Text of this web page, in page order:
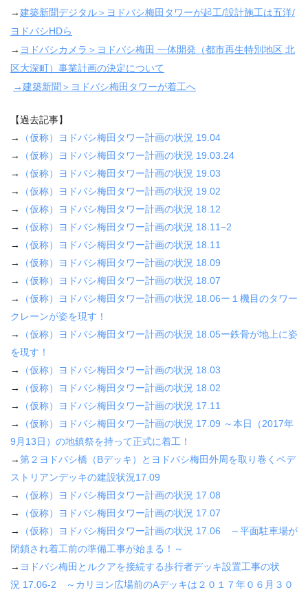
→建築新聞デジタル＞ヨドバシ梅田タワーが起工/設計施工は五洋/
ヨドバシHDら
→ ヨドバシカメラ＞ヨドバシ梅田 一体開発（都市再生特別地区 北
区大深町）事業計画の決定について
→建築新聞＞ヨドバシ梅田タワーが着工へ
【過去記事】
→
（仮称）ヨドバシ梅田タワー計画の状況 19.04
→
（仮称）ヨドバシ梅田タワー計画の状況 19.03.24
→
（仮称）ヨドバシ梅田タワー計画の状況 19.03
→
（仮称）ヨドバシ梅田タワー計画の状況 19.02
→
（仮称）ヨドバシ梅田タワー計画の状況 18.12
→
（仮称）ヨドバシ梅田タワー計画の状況 18.11−2
→
（仮称）ヨドバシ梅田タワー計画の状況 18.11
→
（仮称）ヨドバシ梅田タワー計画の状況 18.09
→
（仮称）ヨドバシ梅田タワー計画の状況 18.07
→
（仮称）ヨドバシ梅田タワー計画の状況 18.06ー１機目のタワー
クレーンが姿を現す！
→
（仮称）ヨドバシ梅田タワー計画の状況 18.05ー鉄骨が地上に姿
を現す！
→
（仮称）ヨドバシ梅田タワー計画の状況 18.03
→
（仮称）ヨドバシ梅田タワー計画の状況 18.02
→
（仮称）ヨドバシ梅田タワー計画の状況 17.11
→
（仮称）ヨドバシ梅田タワー計画の状況 17.09 ～本日（2017年
9月 13日）の地鎮祭を持って正式に着工！
→第２ヨドバシ橋（Bデッキ）とヨドバシ梅田外周を取り巻くペデ
ストリアンデッキの建設状況17.09
→
（仮称）ヨドバシ梅田タワー計画の状況 17.08
→
（仮称）ヨドバシ梅田タワー計画の状況 17.07
→
（仮称）ヨドバシ梅田タワー計画の状況 17.06 ～平面駐車場が
閉鎖され着工前の準備工事が始まる！～
→ ヨドバシ梅田とルクアを接続する歩行者デッキ設置工事の状
況 17.06-2 ～カリヨン広場前のAデッキは２０１７年０６月３０